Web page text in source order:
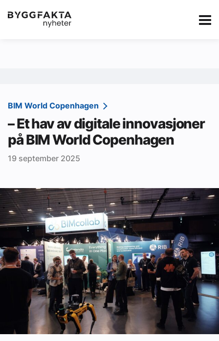
Kategorier Jobbmarkedet Annonsere i
Redaksjonen
Om Byggfakta
Annonsere
Abonnere
Tips oss
Ledige stillinger
eBlad
Aktivitetskalender
Bransjekommentar
BIM World Copenhagen
– Et hav av digitale innovasjoner
på BIM World Copenhagen
19 september 2025